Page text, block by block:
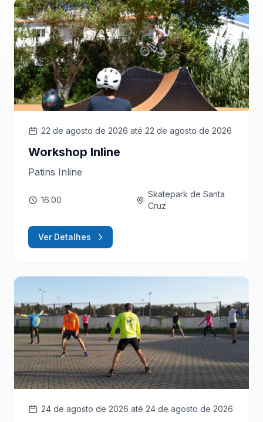
22 de agosto de 2026 até 22 de agosto de 2026
Workshop Inline
Patins Inline
16:00
Skatepark de Santa
Cruz
Ver Detalhes
24 de agosto de 2026 até 24 de agosto de 2026